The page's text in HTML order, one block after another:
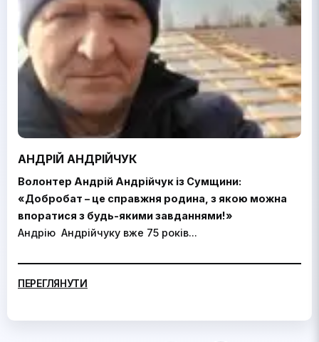
АНДРІЙ АНДРІЙЧУК
Волонтер Андрій Андрійчук із Сумщини:
«Добробат – це справжня родина, з якою можна
впоратися з будь-якими завданнями!»
Андрію Андрійчуку вже 75 років...
ПЕРЕГЛЯНУТИ